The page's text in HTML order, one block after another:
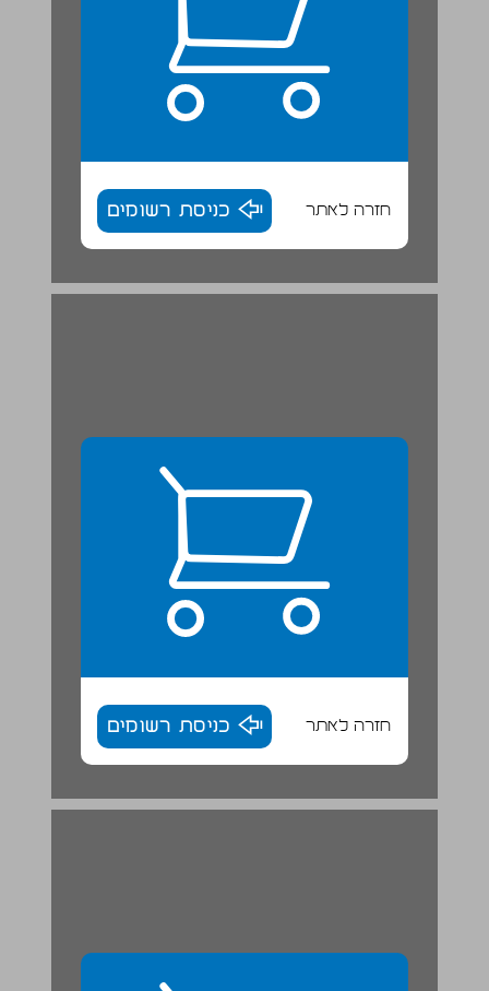
חזרה לאתר כניסת רשומים
חזרה לאתר כניסת רשומים